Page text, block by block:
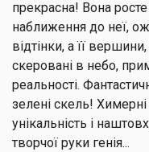
прекрасна! Вона
наближення до неї,
відтінки, а її
скеровані в небо,
реальності.
зелені скель!
унікальність і
творчої руки генія...